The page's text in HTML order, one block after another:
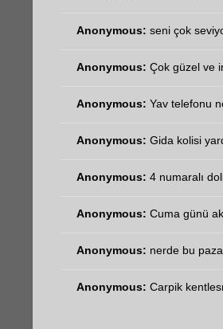
Anonymous: seni çok
Anonymous: Çok güzel ve
Anonymous: Yav telefonu
Anonymous: Gida kolisi
Anonymous: 4 numaralı
Anonymous: Cuma günü
Anonymous: nerde bu
Anonymous: Carpik